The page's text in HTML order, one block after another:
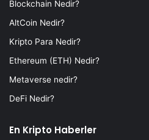
Blockchain Nedir?
AltCoin Nedir?
Kripto Para Nedir?
Ethereum (ETH) Nedir?
Metaverse nedir?
DeFi Nedir?
En Kripto Haberler